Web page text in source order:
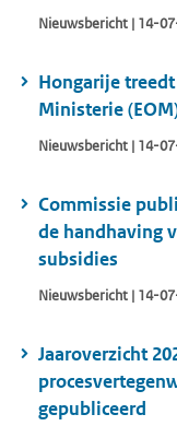
Nieuwsbericht | 14-
Hongarije
Ministerie
Nieuwsbericht | 14-
Commissie
de handhaving
subsidies
Nieuwsbericht | 14-
Jaaroverzicht
gepubliceerd